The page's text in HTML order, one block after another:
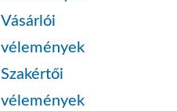
Vásárlói
vélemények
Szakértői
vélemények